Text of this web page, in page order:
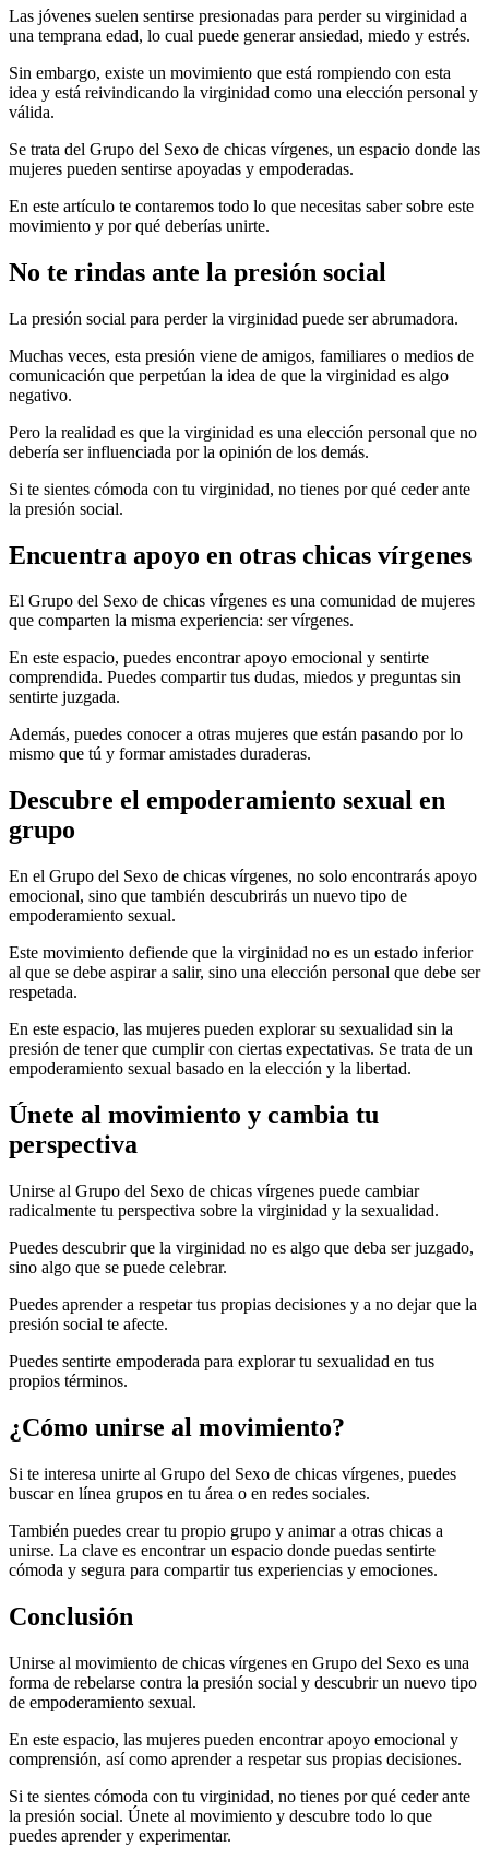
Las jóvenes suelen sentirse presionadas para perder su virginidad a
una temprana edad, lo cual puede generar ansiedad, miedo y estrés.
Sin embargo, existe un movimiento que está rompiendo con esta
idea y está reivindicando la virginidad como una elección personal y
válida.
Se trata del Grupo del Sexo de chicas vírgenes, un espacio donde las
mujeres pueden sentirse apoyadas y empoderadas.
En este artículo te contaremos todo lo que necesitas saber sobre este
movimiento y por qué deberías unirte.
No te rindas ante la presión social
La presión social para perder la virginidad puede ser abrumadora.
Muchas veces, esta presión viene de amigos, familiares o medios de
comunicación que perpetúan la idea de que la virginidad es algo
negativo.
Pero la realidad es que la virginidad es una elección personal que no
debería ser influenciada por la opinión de los demás.
Si te sientes cómoda con tu virginidad, no tienes por qué ceder ante
la presión social.
Encuentra apoyo en otras chicas vírgenes
El Grupo del Sexo de chicas vírgenes es una comunidad de mujeres
que comparten la misma experiencia: ser vírgenes.
En este espacio, puedes encontrar apoyo emocional y sentirte
comprendida. Puedes compartir tus dudas, miedos y preguntas sin
sentirte juzgada.
Además, puedes conocer a otras mujeres que están pasando por lo
mismo que tú y formar amistades duraderas.
Descubre el empoderamiento sexual en
grupo
En el Grupo del Sexo de chicas vírgenes, no solo encontrarás apoyo
emocional, sino que también descubrirás un nuevo tipo de
empoderamiento sexual.
Este movimiento defiende que la virginidad no es un estado inferior
al que se debe aspirar a salir, sino una elección personal que debe ser
respetada.
En este espacio, las mujeres pueden explorar su sexualidad sin la
presión de tener que cumplir con ciertas expectativas. Se trata de un
empoderamiento sexual basado en la elección y la libertad.
Únete al movimiento y cambia tu
perspectiva
Unirse al Grupo del Sexo de chicas vírgenes puede cambiar
radicalmente tu perspectiva sobre la virginidad y la sexualidad.
Puedes descubrir que la virginidad no es algo que deba ser juzgado,
sino algo que se puede celebrar.
Puedes aprender a respetar tus propias decisiones y a no dejar que la
presión social te afecte.
Puedes sentirte empoderada para explorar tu sexualidad en tus
propios términos.
¿Cómo unirse al movimiento?
Si te interesa unirte al Grupo del Sexo de chicas vírgenes, puedes
buscar en línea grupos en tu área o en redes sociales.
También puedes crear tu propio grupo y animar a otras chicas a
unirse. La clave es encontrar un espacio donde puedas sentirte
cómoda y segura para compartir tus experiencias y emociones.
Conclusión
Unirse al movimiento de chicas vírgenes en Grupo del Sexo es una
forma de rebelarse contra la presión social y descubrir un nuevo tipo
de empoderamiento sexual.
En este espacio, las mujeres pueden encontrar apoyo emocional y
comprensión, así como aprender a respetar sus propias decisiones.
Si te sientes cómoda con tu virginidad, no tienes por qué ceder ante
la presión social. Únete al movimiento y descubre todo lo que
puedes aprender y experimentar.